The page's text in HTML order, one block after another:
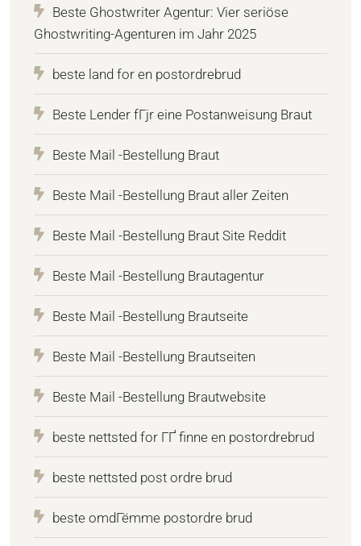
Beste Ghostwriter Agentur: Vier seriöse
Ghostwriting-Agenturen im Jahr 2025
beste land for en postordrebrud
Beste Lender fГјr eine Postanweisung Braut
Beste Mail -Bestellung Braut
Beste Mail -Bestellung Braut aller Zeiten
Beste Mail -Bestellung Braut Site Reddit
Beste Mail -Bestellung Brautagentur
Beste Mail -Bestellung Brautseite
Beste Mail -Bestellung Brautseiten
Beste Mail -Bestellung Brautwebsite
beste nettsted for ГҐ finne en postordrebrud
beste nettsted post ordre brud
beste omdГёmme postordre brud